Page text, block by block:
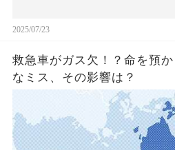
2025/07/23
救急車がガス欠！？命を預
なミス、その影響は？